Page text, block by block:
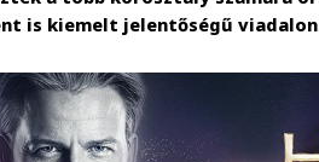
is kiemelt jelentőségű